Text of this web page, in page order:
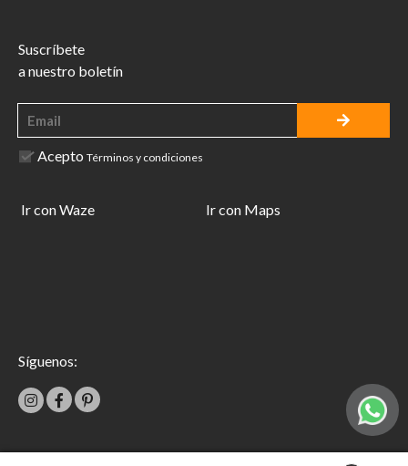
Suscríbete
a nuestro boletín
Acepto Términos y condiciones
Ir con Waze Ir con Maps
Síguenos: